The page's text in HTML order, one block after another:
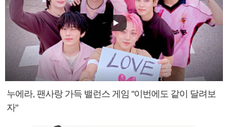
누에라, 팬사랑 가득 밸런스 게임 "이번에도 같이 달려보
자"